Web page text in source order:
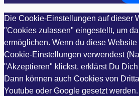
Die Cookie-Einstellungen auf dieser
"Cookies zulassen" eingestellt, um
ermöglichen. Wenn du diese
Cookie-Einstellungen verwendest
"Akzeptieren" klickst, erklärst Du
Dann können auch Cookies von
Youtube oder Google gesetzt